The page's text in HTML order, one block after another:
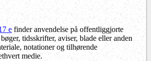
efinder anvendelse på offentliggjorte
tidsskrifter, aviser, blade eller anden
notationer og tilhørende
medie.